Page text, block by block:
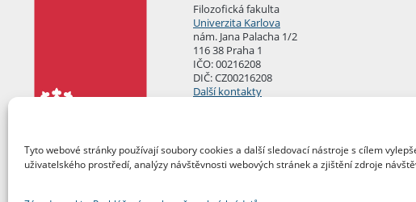
Tyto webové stránky používají soubory cookies a další sledovací nástroje s cílem
uživatelského prostředí, analýzy návštěvnosti webových stránek a zjištění zdroje
Filozofická fakulta
Univerzita Karlova
nám. Jana Palacha 1/2
116 38 Praha 1
IČO: 00216208
DIČ: CZ00216208
Další kontakty